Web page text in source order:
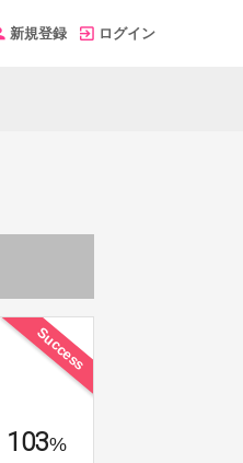
新規登録 ログイン
Success
103%